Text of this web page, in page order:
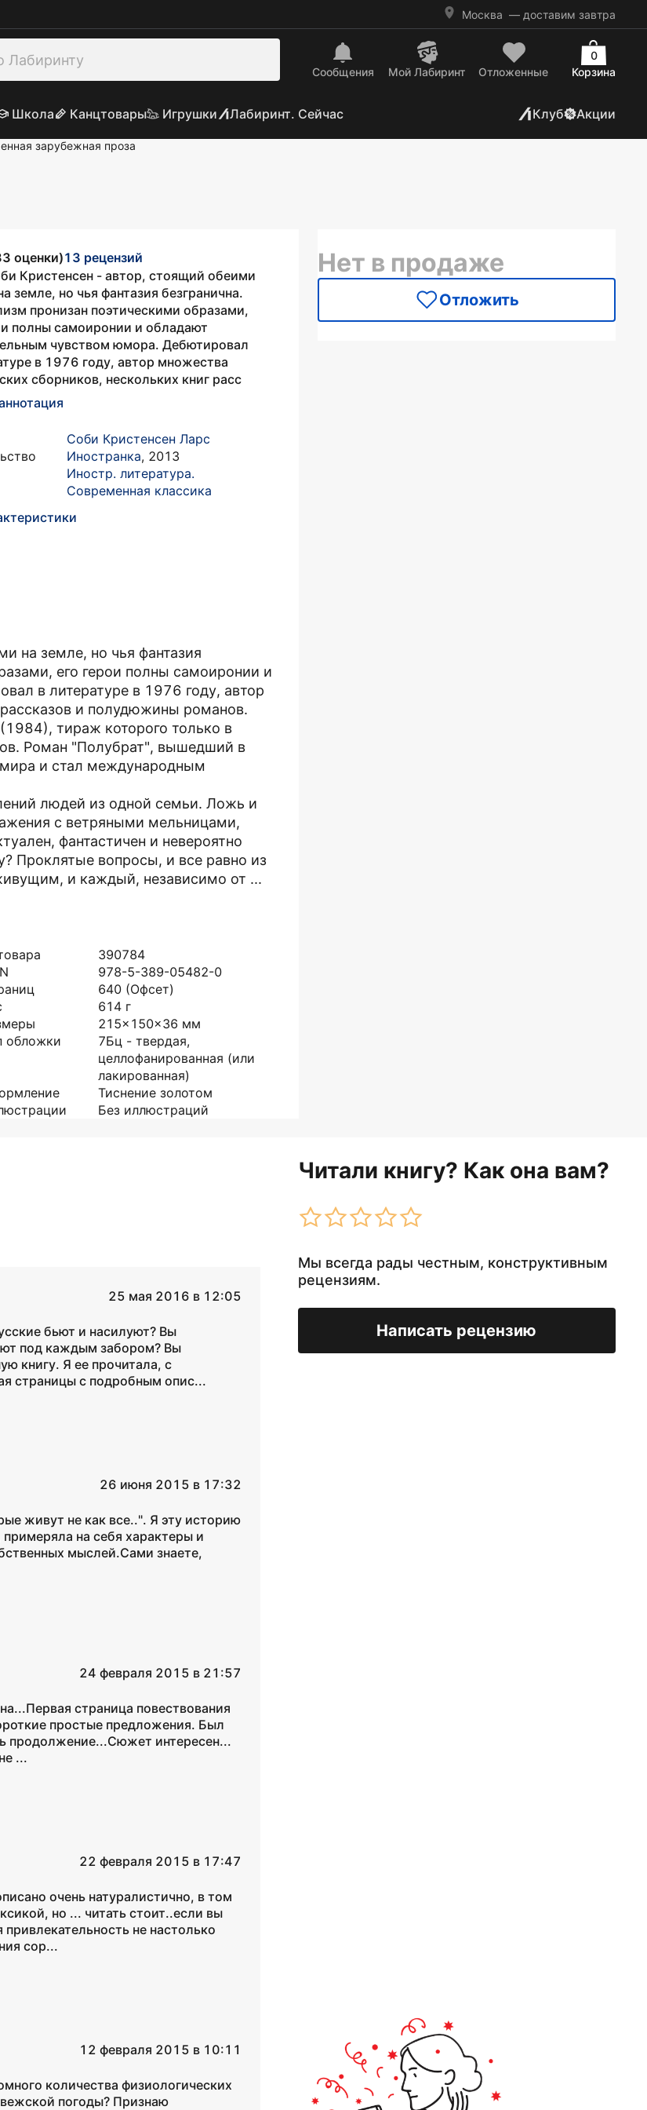
Москва — доставим завтра
Сообщения Mой Лабиринт Отложенные Корзина
0
Школа Канцтовары Игрушки Лабиринт. Сейчас Клуб Акции
зарубежная проза
оценки)13 рецензий
Кристенсен - автор, стоящий обеими
земле, но чья фантазия безгранична.
пронизан поэтическими образами,
полны самоиронии и обладают
чувством юмора. Дебютировал
в 1976 году, автор множества
сборников, нескольких книг расс
Соби Кристенсен Ларс
Иностранка, 2013
Иностр. литература.
Современная классика
на земле, но чья фантазия
его герои полны самоиронии и
в литературе в 1976 году, автор
и полудюжины романов.
тираж которого только в
Роман "Полубрат", вышедший в
мира и стал международным
людей из одной семьи. Ложь и
с ветряными мельницами,
фантастичен и невероятно
Проклятые вопросы, и все равно из
и каждый, независимо от ...
390784
978-5-389-05482-0
640 (Офсет)
614 г
215x150x36 мм
обложки
7Бц - твердая,
целлофанированная (или
лакированная)
Тиснение золотом
Без иллюстраций
Нет в продаже
Отложить
Читали книгу? Как она вам?
Мы всегда рады честным, конструктивным
рецензиям.
Написать рецензию
25 мая 2016 в 12:05
бьют и насилуют? Вы
под каждым забором? Вы
книгу. Я ее прочитала, с
страницы с подробным опис...
26 июня 2015 в 17:32
живут не как все..". Я эту историю
на себя характеры и
мыслей.Сами знаете,
24 февраля 2015 в 21:57
страница повествования
простые предложения. Был
продолжение...Сюжет интересен...
...
22 февраля 2015 в 17:47
очень натуралистично, в том
но ... читать стоит..если вы
не настолько
сор...
12 февраля 2015 в 10:11
количества физиологических
погоды? Признаю